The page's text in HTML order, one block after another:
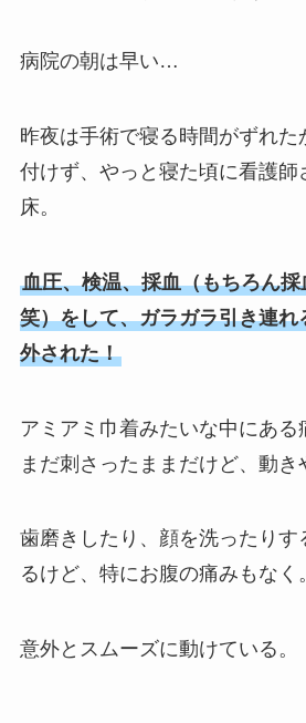
病院の朝は早い…
昨夜は手術で寝る時間がずれた
付けず、やっと寝た頃に看護師
床。
血圧、検温、採血（もちろん
笑）をして、ガラガラ引き連れ
外された！
アミアミ巾着みたいな中にある
まだ刺さったままだけど、動き
歯磨きしたり、顔を洗ったりす
るけど、特にお腹の痛みもなく。
意外とスムーズに動けている。